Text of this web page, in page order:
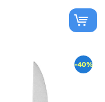
-40%